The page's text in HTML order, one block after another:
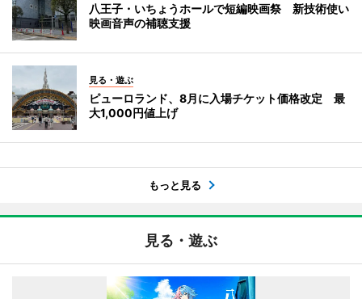
八王子・いちょうホールで短編映画祭 新技術使い
映画音声の補聴支援
見る・遊ぶ
ピューロランド、8月に入場チケット価格改定 最
大1,000円値上げ
もっと見る
見る・遊ぶ